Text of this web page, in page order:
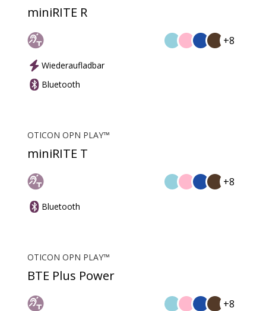
miniRITE R
+8
Wiederaufladbar
Bluetooth
OTICON OPN PLAY™
miniRITE T
+8
Bluetooth
OTICON OPN PLAY™
BTE Plus Power
+8